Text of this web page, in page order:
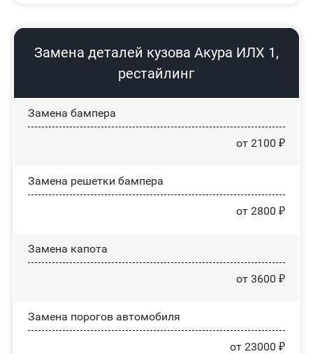
Замена деталей кузова Акура ИЛХ 1,
рестайлинг
Замена бампера
от 2100 ₽
Замена решетки бампера
от 2800 ₽
Замена капота
от 3600 ₽
Замена порогов автомобиля
от 23000 ₽